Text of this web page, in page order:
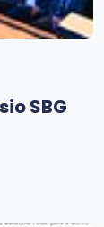
SBG